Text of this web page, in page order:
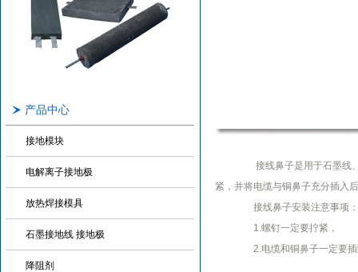
产品中心
接地模块
电解离子接地极
放热焊接模具
石墨接地线 接地极
降阻剂
接线鼻子是用于石墨线、
紧，并将电缆与铜鼻子充分插入
接线鼻子安装注意事项：
1.螺钉一定要拧紧，
2.电缆和铜鼻子一定要插